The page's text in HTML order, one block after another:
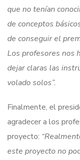
que no tenían
de conceptos
de conseguir el
Los profesores nos
dejar claras las
volado solos”.
Finalmente, el
agradecer a los
proyecto:
este proyecto no